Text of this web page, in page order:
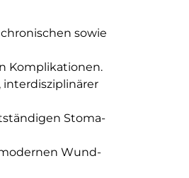
sowie
Komplikationen.
Stoma-
Wund-